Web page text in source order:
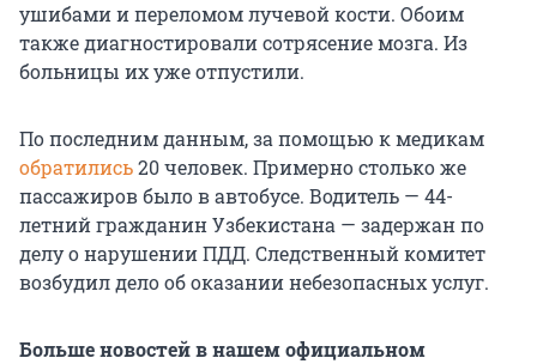
ушибами и переломом лучевой кости. Обоим
также диагностировали сотрясение мозга. Из
больницы их уже отпустили.
По последним данным, за помощью к медикам
обратились20 человек. Примерно столько же
пассажиров было в автобусе. Водитель — 44-
летний гражданин Узбекистана — задержан по
делу о нарушении ПДД. Следственный комитет
возбудил дело об оказании небезопасных услуг.
Больше новостей в нашем официальном